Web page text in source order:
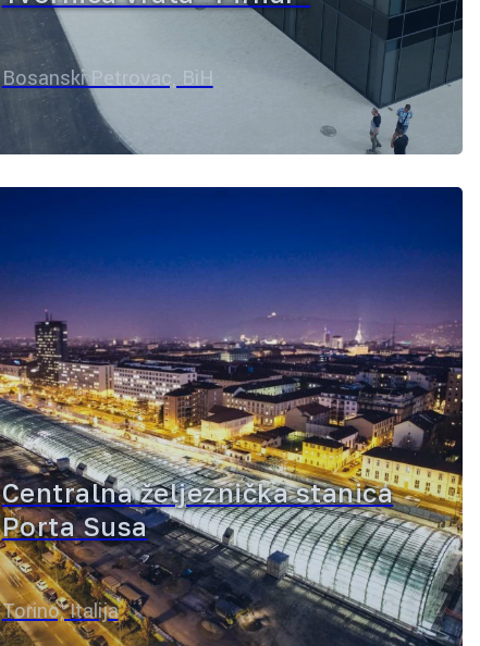
Bosanski Petrovac, BiH
Centralna željeznička stanica
Porta Susa
Torino, Italija